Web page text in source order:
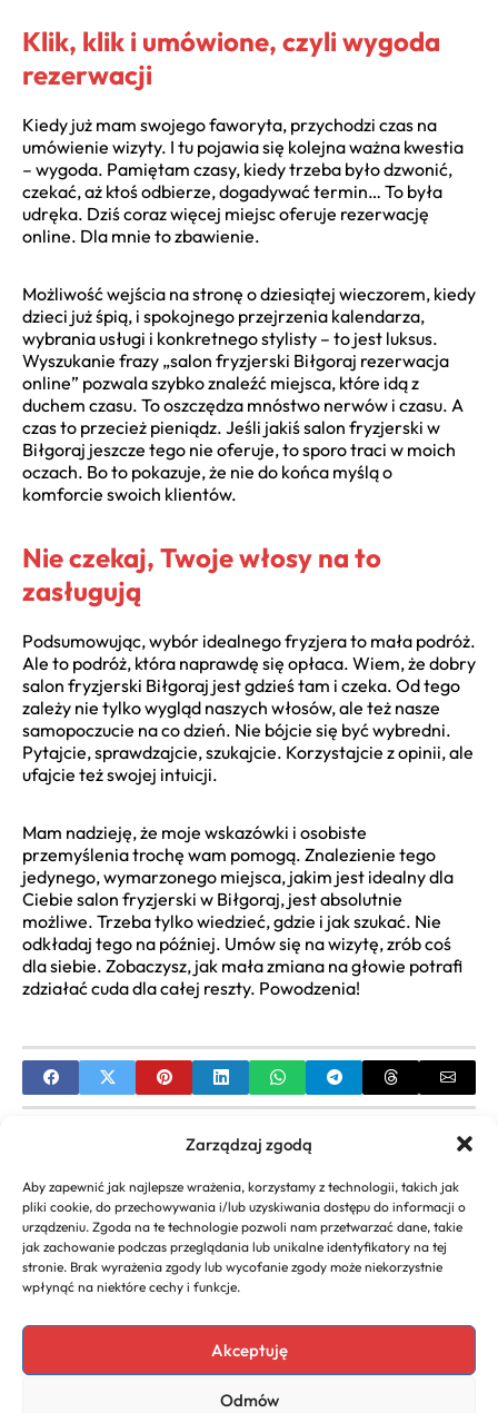
Zarządzaj zgodą
Aby zapewnić jak najlepsze wrażenia, korzystamy z technologii, takich jak
pliki cookie, do przechowywania i/lub uzyskiwania dostępu do informacji o
urządzeniu. Zgoda na te technologie pozwoli nam przetwarzać dane, takie
jak zachowanie podczas przeglądania lub unikalne identyfikatory na tej
stronie. Brak wyrażenia zgody lub wycofanie zgody może niekorzystnie
wpłynąć na niektóre cechy i funkcje.
Akceptuję
Odmów
Klik, klik i umówione, czyli wygoda
rezerwacji
Kiedy już mam swojego faworyta, przychodzi czas na
umówienie wizyty. I tu pojawia się kolejna ważna kwestia
– wygoda. Pamiętam czasy, kiedy trzeba było dzwonić,
czekać, aż ktoś odbierze, dogadywać termin… To była
udręka. Dziś coraz więcej miejsc oferuje rezerwację
online. Dla mnie to zbawienie.
Możliwość wejścia na stronę o dziesiątej wieczorem, kiedy
dzieci już śpią, i spokojnego przejrzenia kalendarza,
wybrania usługi i konkretnego stylisty – to jest luksus.
Wyszukanie frazy „salon fryzjerski Biłgoraj rezerwacja
online” pozwala szybko znaleźć miejsca, które idą z
duchem czasu. To oszczędza mnóstwo nerwów i czasu. A
czas to przecież pieniądz. Jeśli jakiś salon fryzjerski w
Biłgoraj jeszcze tego nie oferuje, to sporo traci w moich
oczach. Bo to pokazuje, że nie do końca myślą o
komforcie swoich klientów.
Nie czekaj, Twoje włosy na to
zasługują
Podsumowując, wybór idealnego fryzjera to mała podróż.
Ale to podróż, która naprawdę się opłaca. Wiem, że dobry
salon fryzjerski Biłgoraj jest gdzieś tam i czeka. Od tego
zależy nie tylko wygląd naszych włosów, ale też nasze
samopoczucie na co dzień. Nie bójcie się być wybredni.
Pytajcie, sprawdzajcie, szukajcie. Korzystajcie z opinii, ale
ufajcie też swojej intuicji.
Mam nadzieję, że moje wskazówki i osobiste
przemyślenia trochę wam pomogą. Znalezienie tego
jedynego, wymarzonego miejsca, jakim jest idealny dla
Ciebie salon fryzjerski w Biłgoraj, jest absolutnie
możliwe. Trzeba tylko wiedzieć, gdzie i jak szukać. Nie
odkładaj tego na później. Umów się na wizytę, zrób coś
dla siebie. Zobaczysz, jak mała zmiana na głowie potrafi
zdziałać cuda dla całej reszty. Powodzenia!
Modne Fryzury Damskie Półdługie: Przewodnik po
Trendach i Inspiracjach
NEXT
Najmodniejsze Grzywki: Trendy, Jak Dobrać i
Stylizować Twoją Fryzurę
Copyright 2026. All rights